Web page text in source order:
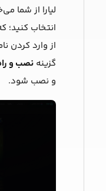
لیارا از شما
انتخاب
از وارد کردن
گزینه نصب و
و نصب شود.